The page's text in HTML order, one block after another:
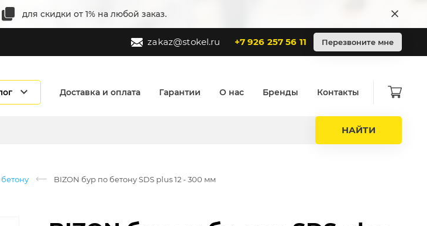
для скидки от 1% на любой заказ.
zakaz@stokel.ru +7 926 257 56 11 Перезвоните мне
Доставка и оплата Гарантии О нас Бренды Контакты
НАЙТИ
BIZON бур по бетону SDS plus 12 - 300 мм